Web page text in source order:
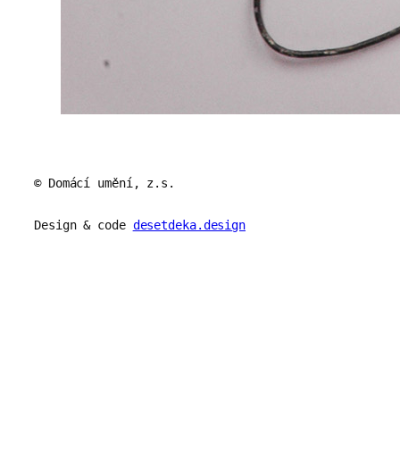
© Domácí umění, z.s.
Design & code desetdeka.design